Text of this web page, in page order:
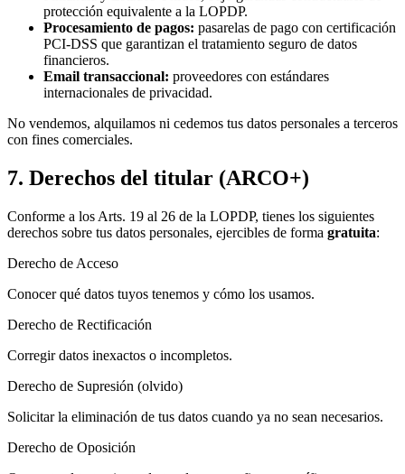
protección equivalente a la LOPDP.
Procesamiento de pagos: pasarelas de pago con certificación
PCI-DSS que garantizan el tratamiento seguro de datos
financieros.
Email transaccional: proveedores con estándares
internacionales de privacidad.
No vendemos, alquilamos ni cedemos tus datos personales a terceros
con fines comerciales.
7. Derechos del titular (ARCO+)
Conforme a los Arts. 19 al 26 de la LOPDP, tienes los siguientes
derechos sobre tus datos personales, ejercibles de forma gratuita:
Derecho de Acceso
Conocer qué datos tuyos tenemos y cómo los usamos.
Derecho de Rectificación
Corregir datos inexactos o incompletos.
Derecho de Supresión (olvido)
Solicitar la eliminación de tus datos cuando ya no sean necesarios.
Derecho de Oposición